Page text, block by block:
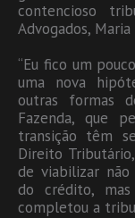
contencioso
Advogados,
“Eu fico um
uma nova
outras formas
Fazenda, que
transição têm
Direito
de viabilizar não
do crédito,
completou a